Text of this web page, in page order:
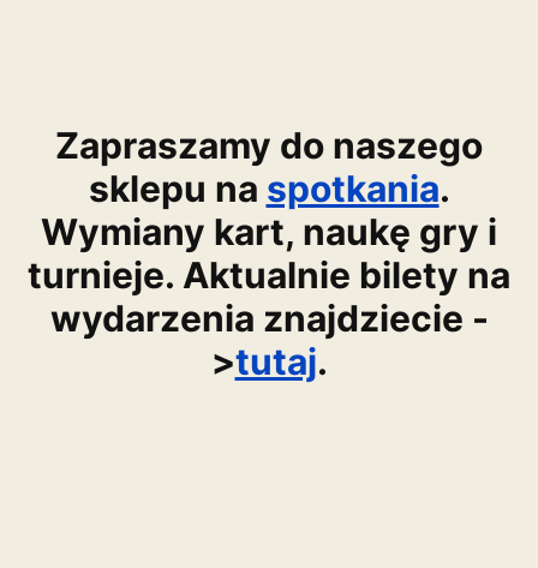
Zapraszamy do naszego
sklepu na spotkania.
Wymiany kart, naukę gry i
turnieje. Aktualnie bilety na
wydarzenia znajdziecie -
>tutaj.